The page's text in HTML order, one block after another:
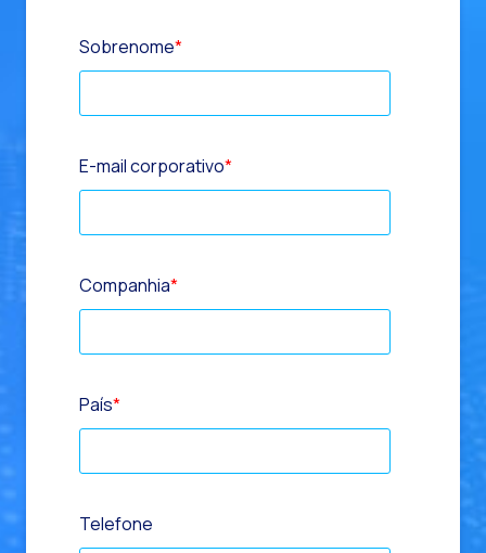
Sobrenome*
E-mail corporativo*
Companhia*
País*
Telefone